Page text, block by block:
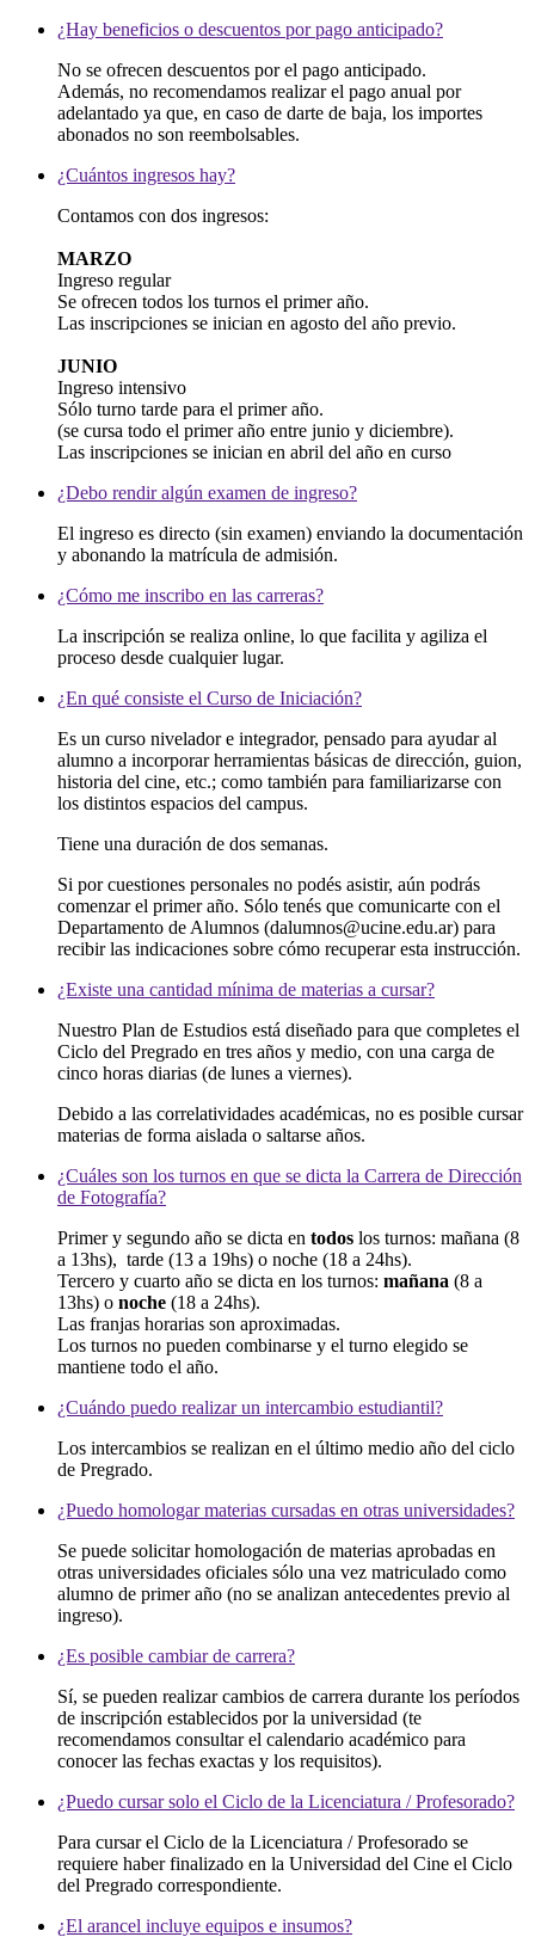
¿Hay beneficios o descuentos por pago anticipado?
No se ofrecen descuentos por el pago anticipado.
Además, no recomendamos realizar el pago anual por
adelantado ya que, en caso de darte de baja, los importes
abonados no son reembolsables.
¿Cuántos ingresos hay?
Contamos con dos ingresos:
MARZO
Ingreso regular
Se ofrecen todos los turnos el primer año.
Las inscripciones se inician en agosto del año previo.
JUNIO
Ingreso intensivo
Sólo turno tarde para el primer año.
(se cursa todo el primer año entre junio y diciembre).
Las inscripciones se inician en abril del año en curso
¿Debo rendir algún examen de ingreso?
El ingreso es directo (sin examen) enviando la documentación
y abonando la matrícula de admisión.
¿Cómo me inscribo en las carreras?
La inscripción se realiza online, lo que facilita y agiliza el
proceso desde cualquier lugar.
¿En qué consiste el Curso de Iniciación?
Es un curso nivelador e integrador, pensado para ayudar al
alumno a incorporar herramientas básicas de dirección, guion,
historia del cine, etc.; como también para familiarizarse con
los distintos espacios del campus.
Tiene una duración de dos semanas.
Si por cuestiones personales no podés asistir, aún podrás
comenzar el primer año. Sólo tenés que comunicarte con el
Departamento de Alumnos (dalumnos@ucine.edu.ar) para
recibir las indicaciones sobre cómo recuperar esta instrucción.
¿Existe una cantidad mínima de materias a cursar?
Nuestro Plan de Estudios está diseñado para que completes el
Ciclo del Pregrado en tres años y medio, con una carga de
cinco horas diarias (de lunes a viernes).
Debido a las correlatividades académicas, no es posible cursar
materias de forma aislada o saltarse años.
¿Cuáles son los turnos en que se dicta la Carrera de Dirección
de Fotografía?
Primer y segundo año se dicta en todos los turnos: mañana (8
a 13hs), tarde (13 a 19hs) o noche (18 a 24hs).
Tercero y cuarto año se dicta en los turnos: mañana (8 a
13hs) o noche (18 a 24hs).
Las franjas horarias son aproximadas.
Los turnos no pueden combinarse y el turno elegido se
mantiene todo el año.
¿Cuándo puedo realizar un intercambio estudiantil?
Los intercambios se realizan en el último medio año del ciclo
de Pregrado.
¿Puedo homologar materias cursadas en otras universidades?
Se puede solicitar homologación de materias aprobadas en
otras universidades oficiales sólo una vez matriculado como
alumno de primer año (no se analizan antecedentes previo al
ingreso).
¿Es posible cambiar de carrera?
Sí, se pueden realizar cambios de carrera durante los períodos
de inscripción establecidos por la universidad (te
recomendamos consultar el calendario académico para
conocer las fechas exactas y los requisitos).
¿Puedo cursar solo el Ciclo de la Licenciatura / Profesorado?
Para cursar el Ciclo de la Licenciatura / Profesorado se
requiere haber finalizado en la Universidad del Cine el Ciclo
del Pregrado correspondiente.
¿El arancel incluye equipos e insumos?